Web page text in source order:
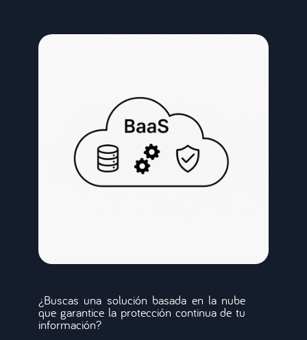
¿Buscas una solución basada en la nube
que garantice la protección continua de tu
información?